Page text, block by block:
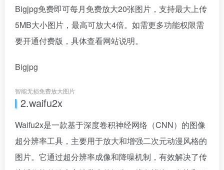
Bigjpg免费即可每月免费放大20张图片，支持最大上传
5MB大小图片，最高可放大4倍。如需更多功能权限需
要开通付费版，具体查看网站说明。
Bigjpg
智能无损免费放大图片
2.waifu2x
Waifu2x是一款基于深度卷积神经网络（CNN）的图像
超分辨率工具，主要用于放大和增强二次元动漫风格的
图片。它通过超分辨率成像和降噪机制，有效解决了传